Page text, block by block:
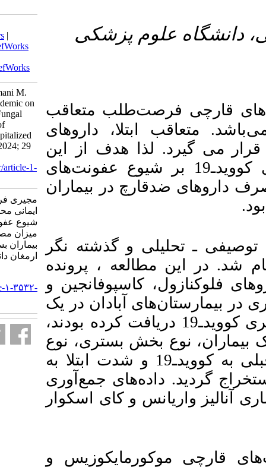
پزشکی
متعاقب
داروهای
هدف از این
کوویدـ19 بر شیوع عفونت‌های
در بیماران
گذشته نگر
مطالعه ، پرونده
و
در یک
همه‌گیری کوویدـ19 دریافت کرده بودند،
بستری، نوع
سابقه ابتلای قبلی به کوویدـ19 و شدت ابتلا به
جمع‌آوری
و کای اسکوار
و
BibTeX
EndNote| Medlars|
ProCite
Reference Manager |RefWorks
Mendeley
Mojiri Forushani H, Zahedi A, Imani M.
The Effect of the COVID-19 Epidemic on
the Prevalence of Opportunistic Fungal
Infections and the Consumption of
Antifungal Drugs in Patients Hospitalized
in Abadan Hospitals. armaghanj 2024; 29
(2) :262-277
URL:http://armaghanj.yums.ac.ir/article-1-
3532-fa.html
مجیری فروشانی هدا، زاهدی عاطفه،
ایمانی محمد. تأثیر همه‌گیری کوویدـ۱۹ بر
شیوع عفونت‌های قارچی فرصت‌طلب و
میزان مصرف داروهای ضدقارچ در
بیماران بستری در بیمارستانهای آبادان.
ارمغان دانش. ۱۴۰۳; ۲۹ (۲) :۲۶۲-۲۷۷
http://armaghanj.yums.ac.ir/article-۱-۳۵۳۲-